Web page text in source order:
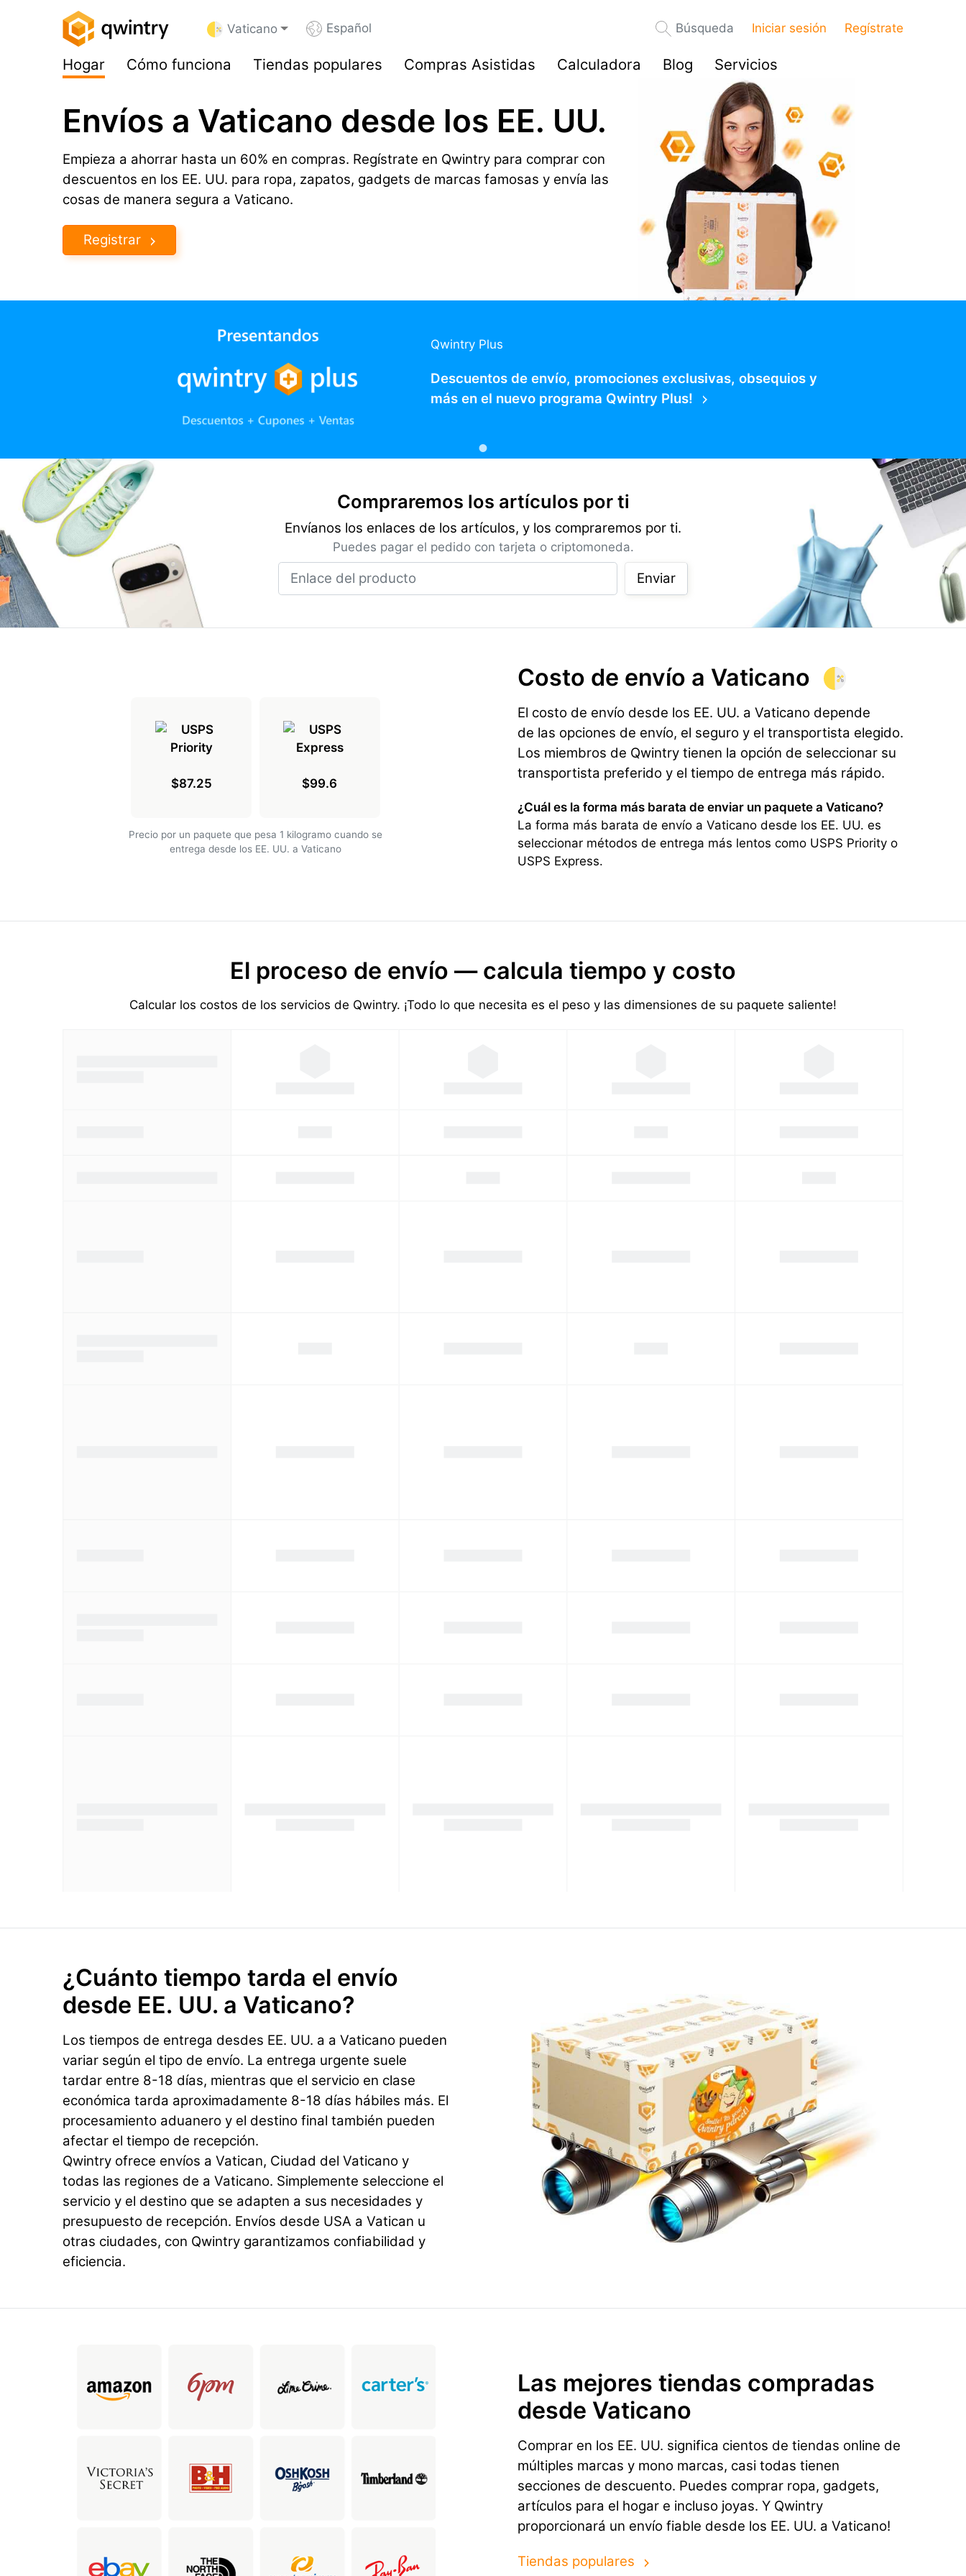
Vaticano Español Búsqueda Iniciar sesión Regístrate
Hogar Cómo funciona Tiendas populares Compras Asistidas Calculadora Blog Servicios
Envíos a Vaticano desde los EE. UU.
Empieza a ahorrar hasta un 60% en compras. Regístrate en Qwintry para comprar con
descuentos en los EE. UU. para ropa, zapatos, gadgets de marcas famosas y envía las
cosas de manera segura a Vaticano.
Registrar
Qwintry Plus
Descuentos de envío, promociones exclusivas, obsequios y
más en el nuevo programa Qwintry Plus!
Compraremos los artículos por ti
Envíanos los enlaces de los artículos, y los compraremos por ti.
Puedes pagar el pedido con tarjeta o criptomoneda.
Enviar
Costo de envío a Vaticano
El costo de envío desde los EE. UU. a Vaticano depende
de las opciones de envío, el seguro y el transportista elegido.
Los miembros de Qwintry tienen la opción de seleccionar su
transportista preferido y el tiempo de entrega más rápido.
¿Cuál es la forma más barata de enviar un paquete a Vaticano?
La forma más barata de envío a Vaticano desde los EE. UU. es
seleccionar métodos de entrega más lentos como USPS Priority o
USPS Express.
$87.25 $99.6
Precio por un paquete que pesa 1 kilogramo cuando se
entrega desde los EE. UU. a Vaticano
El proceso de envío — calcula tiempo y costo
Calcular los costos de los servicios de Qwintry. ¡Todo lo que necesita es el peso y las dimensiones de su paquete saliente!
¿Cuánto tiempo tarda el envío
desde EE. UU. a Vaticano?
Los tiempos de entrega desdes EE. UU. a a Vaticano pueden
variar según el tipo de envío. La entrega urgente suele
tardar entre 8-18 días, mientras que el servicio en clase
económica tarda aproximadamente 8-18 días hábiles más. El
procesamiento aduanero y el destino final también pueden
afectar el tiempo de recepción.
Qwintry ofrece envíos a Vatican, Ciudad del Vaticano y
todas las regiones de a Vaticano. Simplemente seleccione el
servicio y el destino que se adapten a sus necesidades y
presupuesto de recepción. Envíos desde USA a Vatican u
otras ciudades, con Qwintry garantizamos confiabilidad y
eficiencia.
Las mejores tiendas compradas
desde Vaticano
Comprar en los EE. UU. significa cientos de tiendas online de
múltiples marcas y mono marcas, casi todas tienen
secciones de descuento. Puedes comprar ropa, gadgets,
artículos para el hogar e incluso joyas. Y Qwintry
proporcionará un envío fiable desde los EE. UU. a Vaticano!
Tiendas populares